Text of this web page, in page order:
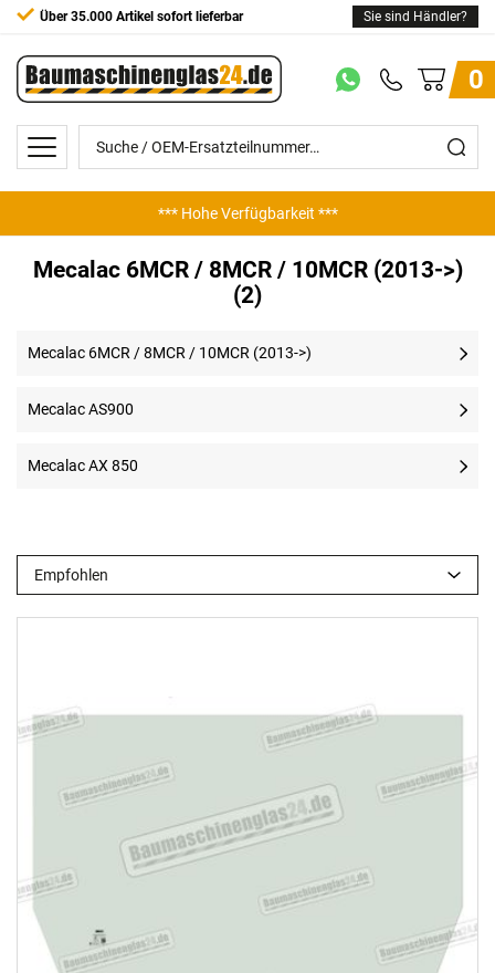
Über 35.000 Artikel sofort lieferbar Sie sind Händler?
0
*** Hohe Verfügbarkeit ***
Mecalac 6MCR / 8MCR / 10MCR (2013->)
(2)
Mecalac 6MCR / 8MCR / 10MCR (2013->)
Mecalac AS900
Mecalac AX 850